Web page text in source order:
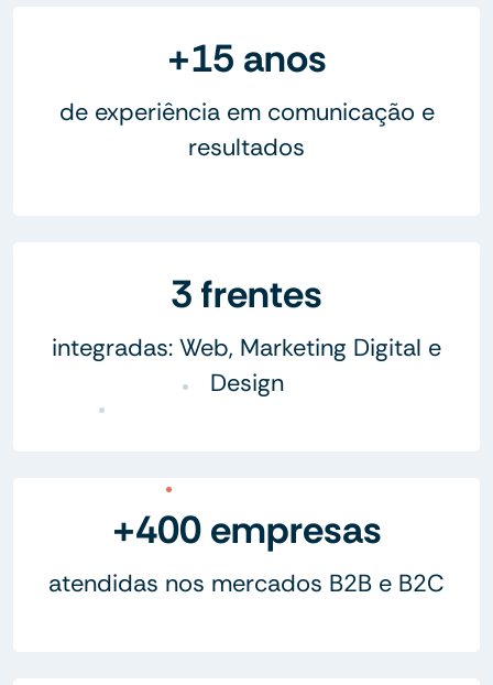
+15 anos
de experiência em comunicação e
resultados
3 frentes
integradas: Web, Marketing Digital e
Design
+400 empresas
atendidas nos mercados B2B e B2C